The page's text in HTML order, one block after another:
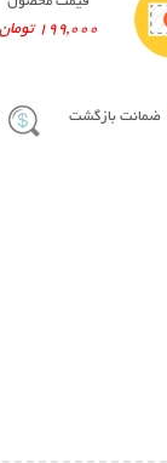
199,000 تومان
ضمانت بازگشت